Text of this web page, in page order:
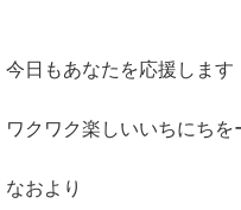
今日もあなたを応援します
ワクワク楽しいいちにちを
なおより